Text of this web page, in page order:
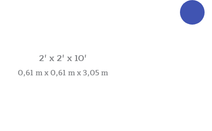
2′ x 2′ x 10′
0,61 m x 0,61 m x 3,05 m